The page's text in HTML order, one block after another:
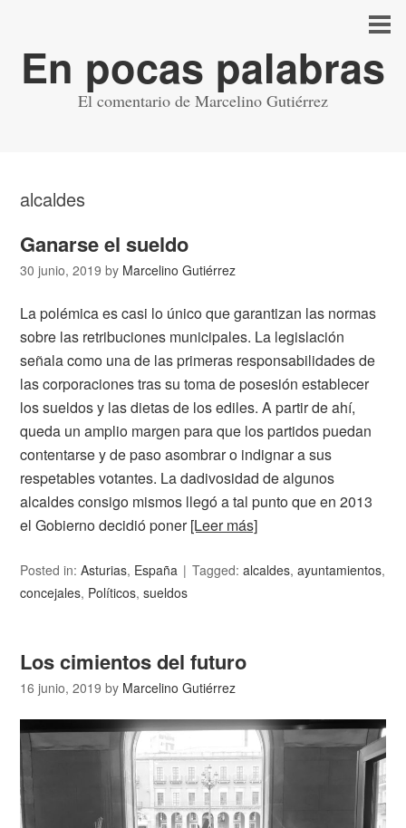
En pocas palabras
El comentario de Marcelino Gutiérrez
alcaldes
Ganarse el sueldo
30 junio, 2019 by Marcelino Gutiérrez
La polémica es casi lo único que garantizan las normas
sobre las retribuciones municipales. La legislación
señala como una de las primeras responsabilidades de
las corporaciones tras su toma de posesión establecer
los sueldos y las dietas de los ediles. A partir de ahí,
queda un amplio margen para que los partidos puedan
contentarse y de paso asombrar o indignar a sus
respetables votantes. La dadivosidad de algunos
alcaldes consigo mismos llegó a tal punto que en 2013
el Gobierno decidió poner[Leer más]
Posted in:Asturias, España Tagged:alcaldes,ayuntamientos,
concejales, Políticos,sueldos
Los cimientos del futuro
16 junio, 2019 by Marcelino Gutiérrez